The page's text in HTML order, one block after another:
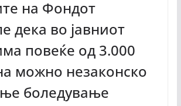
на Фондот
дека во јавниот
повеќе од 3.000
можно незаконско
боледување